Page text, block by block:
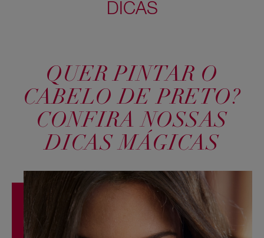
DICAS
QUER PINTAR O
CABELO DE PRETO?
CONFIRA NOSSAS
DICAS MÁGICAS